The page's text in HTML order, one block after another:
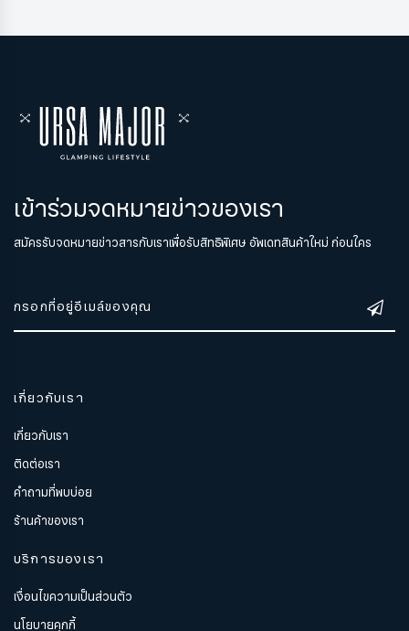
เข้าร่วมจดหมายข่าวของเรา
สมัครรับจดหมายข่าวสารกับเราเพื่อรับสิทธิพิเศษ อัพเดทสินค้าใหม่ ก่อนใคร
เกี่ยวกับเรา
เกี่ยวกับเรา
ติดต่อเรา
คำถามที่พบบ่อย
ร้านค้าของเรา
บริการของเรา
เงื่อนไขความเป็นส่วนตัว
นโยบายคุกกี้